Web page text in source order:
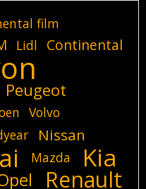
film
Lidl
Continental
Peugeot
Volvo
Nissan
Mazda Kia
Renault